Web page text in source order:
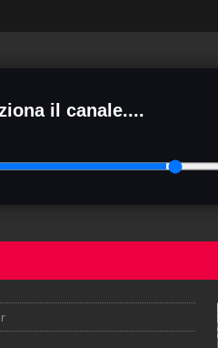
il canale....